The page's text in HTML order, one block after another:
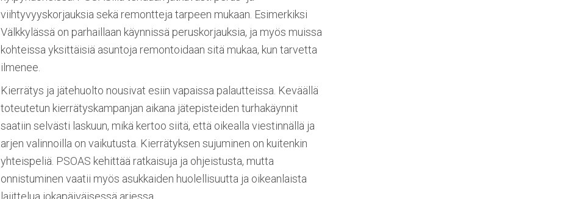
viihtyvyyskorjauksia sekä remontteja tarpeen mukaan. Esimerkiksi
Välkkylässä on parhaillaan käynnissä peruskorjauksia, ja myös muissa
kohteissa yksittäisiä asuntoja remontoidaan sitä mukaa, kun tarvetta
ilmenee.
Kierrätys ja jätehuolto nousivat esiin vapaissa palautteissa. Keväällä
toteutetun kierrätyskampanjan aikana jätepisteiden turhakäynnit
saatiin selvästi laskuun, mikä kertoo siitä, että oikealla viestinnällä ja
arjen valinnoilla on vaikutusta. Kierrätyksen sujuminen on kuitenkin
yhteispeliä. PSOAS kehittää ratkaisuja ja ohjeistusta, mutta
onnistuminen vaatii myös asukkaiden huolellisuutta ja oikeanlaista
lajittelua jokapäiväisessä arjessa.